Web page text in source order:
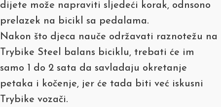
dijete može napraviti sljedeći korak, odnsono
prelazek na bicikl sa pedalama.
Nakon što djeca nauče održavati raznotežu na
Trybike Steel balans biciklu, trebati će im
samo 1 do 2 sata da savladaju okretanje
petaka i kočenje, jer će tada biti već iskusni
Trybike vozači.